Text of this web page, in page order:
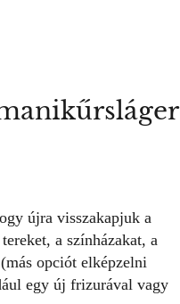
újra visszakapjuk a
a színházakat, a
opciót elképzelni
egy új frizurával vagy